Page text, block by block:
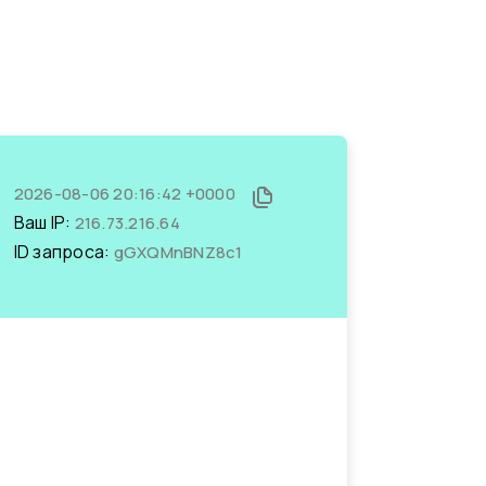
2026-08-06 20:16:42 +0000
Ваш IP: 216.73.216.64
ID запроса: gGXQMnBNZ8c1